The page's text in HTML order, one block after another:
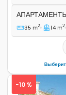
35 m2 14 m2
-10 %